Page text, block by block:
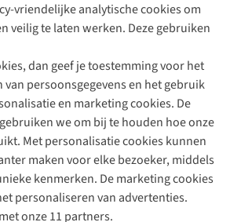
vriendelijke analytische cookies om
veilig te laten werken. Deze gebruiken
dan geef je toestemming voor het
van persoonsgegevens en het gebruik
en marketing cookies. De
we om bij te houden hoe onze
Met personalisatie cookies kunnen
maken voor elke bezoeker, middels
kenmerken. De marketing cookies
personaliseren van advertenties.
onze 11 partners.
een Buitenexpert
88